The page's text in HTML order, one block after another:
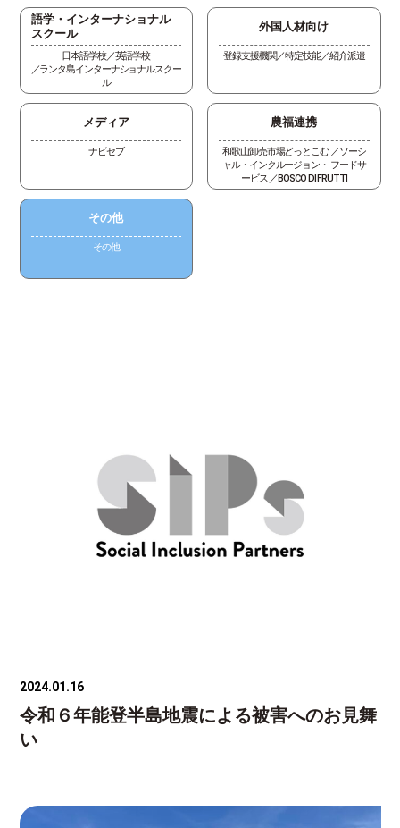
語学・インターナショナル
スクール
日本語学校
英語学校
ランタ島インターナショナルスクー
ル
外国人材向け
登録支援機関／特定技能 紹介派遣
メディア
ナビセブ
農福連携
和歌山卸売市場どっとこむ
ソーシ
ャル・インクルージョン・ フードサ
ービス
BOSCO DI FRUTTI
その他
2024.01.16
令和６年能登半島地震による被害へのお見舞
い